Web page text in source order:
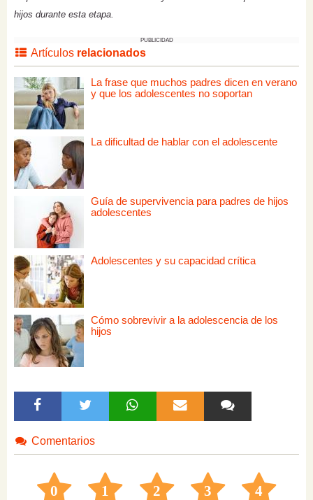
hijos durante esta etapa.
PUBLICIDAD
Artículos relacionados
La frase que muchos padres dicen en verano
y que los adolescentes no soportan
La dificultad de hablar con el adolescente
Guía de supervivencia para padres de hijos
adolescentes
Adolescentes y su capacidad crítica
Cómo sobrevivir a la adolescencia de los
hijos
Comentarios
0 1 2 3 4